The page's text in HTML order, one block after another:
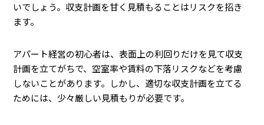
いでしょう。収支計画を甘く見積もることはリスクを招き
ます。
アパート経営の初心者は、表面上の利回りだけを見て収支
計画を立てがちで、空室率や賃料の下落リスクなどを考慮
しないことがあります。しかし、適切な収支計画を立てる
ためには、少々厳しい見積もりが必要です。